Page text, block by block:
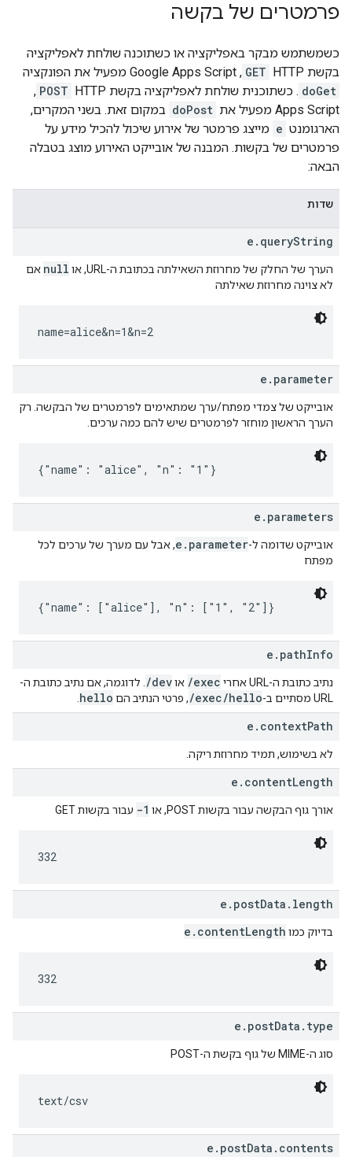
פרמטרים של בקשה
כשמשתמש מבקר באפליקציה או כשתוכנה שולחת לאפליקציה
בקשת HTTP
GET ,‏ Google Apps Script מפעיל את הפונקציה
doGet . כשתוכנית שולחת לאפליקציה בקשת HTTP‏ POST
, ‏
Apps Script מפעיל את
doPost במקום זאת. בשני המקרים,
הארגומנט e מייצג פרמטר של אירוע שיכול להכיל מידע על
פרמטרים של בקשות. המבנה של אובייקט האירוע מוצג בטבלה
הבאה:
שדות
e.queryString
הערך של החלק של מחרוזת השאילתה בכתובת ה-URL, או null אם
לא צוינה מחרוזת שאילתה
name=alice&n=1&n=2
e.parameter
אובייקט של צמדי מפתח/ערך שמתאימים לפרמטרים של הבקשה. רק
הערך הראשון מוחזר לפרמטרים שיש להם כמה ערכים.
{"name": "alice", "n": "1"}
e.parameters
אובייקט שדומה ל-e.parameter, אבל עם מערך של ערכים לכל
מפתח
{"name": ["alice"], "n": ["1", "2"]}
e.pathInfo
נתיב כתובת ה-URL אחרי /exec או/dev . לדוגמה, אם נתיב כתובת ה-
URL מסתיים ב-
/exec/hello, פרטי הנתיב הם hello
e.contextPath
לא בשימוש, תמיד מחרוזת ריקה.
e.contentLength
אורך גוף הבקשה עבור בקשות POST, או -1 עבור בקשות GET
332
e.postData.length
בדיוק כמו e.contentLength
332
e.postData.type
סוג ה-MIME של גוף בקשת ה-POST
text/csv
e.postData.contents